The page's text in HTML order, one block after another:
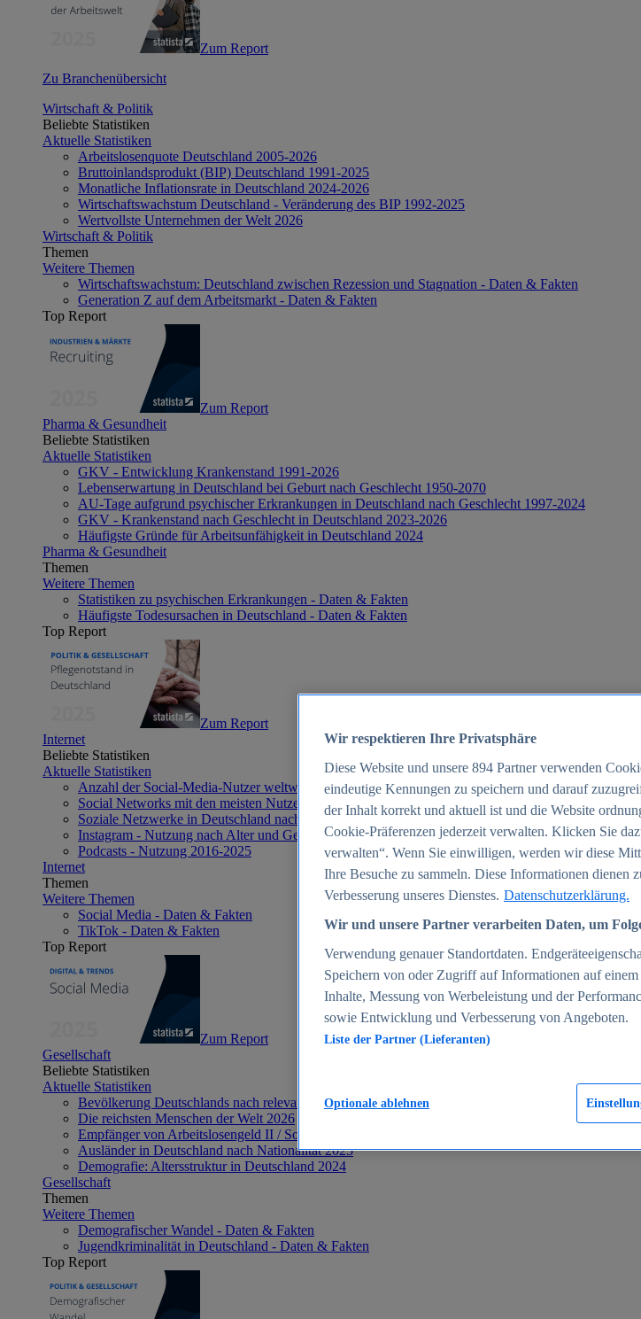
Zum Report
Zu Branchenübersicht
Wirtschaft & Politik
Beliebte Statistiken
Aktuelle Statistiken
Arbeitslosenquote Deutschland 2005-2026
Bruttoinlandsprodukt (BIP) Deutschland 1991-2025
Monatliche Inflationsrate in Deutschland 2024-2026
Wirtschaftswachstum Deutschland - Veränderung des BIP 1992-2025
Wertvollste Unternehmen der Welt 2026
Wirtschaft & Politik
Themen
Weitere Themen
Wirtschaftswachstum: Deutschland zwischen Rezession und Stagnation - Daten & Fakten
Generation Z auf dem Arbeitsmarkt - Daten & Fakten
Top Report
Zum Report
Pharma & Gesundheit
Beliebte Statistiken
Aktuelle Statistiken
GKV - Entwicklung Krankenstand 1991-2026
Lebenserwartung in Deutschland bei Geburt nach Geschlecht 1950-2070
AU-Tage aufgrund psychischer Erkrankungen in Deutschland nach Geschlecht 1997-2024
GKV - Krankenstand nach Geschlecht in Deutschland 2023-2026
Häufigste Gründe für Arbeitsunfähigkeit in Deutschland 2024
Pharma & Gesundheit
Themen
Weitere Themen
Statistiken zu psychischen Erkrankungen - Daten & Fakten
Häufigste Todesursachen in Deutschland - Daten & Fakten
Top Report
Zum Report
Internet
Beliebte Statistiken
Aktuelle Statistiken
Anzahl der Social-Media-Nutzer weltweit 2012-2025
Social Networks mit den meisten Nutzern weltweit 2025
Soziale Netzwerke in Deutschland nach Generationen 2025
Instagram - Nutzung nach Alter und Geschlecht in Deutschland 2025
Podcasts - Nutzung 2016-2025
Internet
Themen
Weitere Themen
Social Media - Daten & Fakten
TikTok - Daten & Fakten
Top Report
Zum Report
Gesellschaft
Beliebte Statistiken
Aktuelle Statistiken
Bevölkerung Deutschlands nach relevanten Altersgruppen 2024
Die reichsten Menschen der Welt 2026
Empfänger von Arbeitslosengeld II / Sozialgeld / Bürgergeld in Deutschland 2005-2025
Ausländer in Deutschland nach Nationalität 2025
Demografie: Altersstruktur in Deutschland 2024
Gesellschaft
Themen
Weitere Themen
Demografischer Wandel - Daten & Fakten
Jugendkriminalität in Deutschland - Daten & Fakten
Top Report
Wir respektieren Ihre Privatsphäre
Diese Website und unsere 894 Partner verwenden
eindeutige Kennungen zu speichern und darauf
der Inhalt korrekt und aktuell ist und die Website
Cookie-Präferenzen jederzeit verwalten. Klicken Sie
verwalten“. Wenn Sie einwilligen, werden wir diese
Ihre Besuche zu sammeln. Diese Informationen dienen
Verbesserung unseres Dienstes. Datenschutzerklärung.
Wir und unsere Partner verarbeiten Daten, um
Verwendung genauer Standortdaten.
Speichern von oder Zugriff auf Informationen auf
Inhalte, Messung von Werbeleistung und der
sowie Entwicklung und Verbesserung von Angeboten.
Liste der Partner (Lieferanten)
Optionale ablehnen